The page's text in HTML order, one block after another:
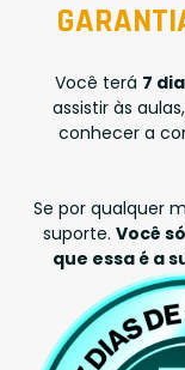
Você terá 7
assistir às
conhecer a
Se por qualquer
suporte. Você
que essa é a